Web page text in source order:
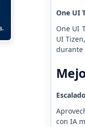
One UI
One UI
UI
durante
con IA